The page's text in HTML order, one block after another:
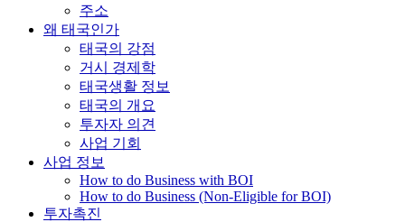
주소
왜 태국인가
태국의 강점
거시 경제학
태국생활 정보
태국의 개요
투자자 의견
사업 기회
사업 정보
How to do Business with BOI
How to do Business (Non-Eligible for BOI)
투자촉진